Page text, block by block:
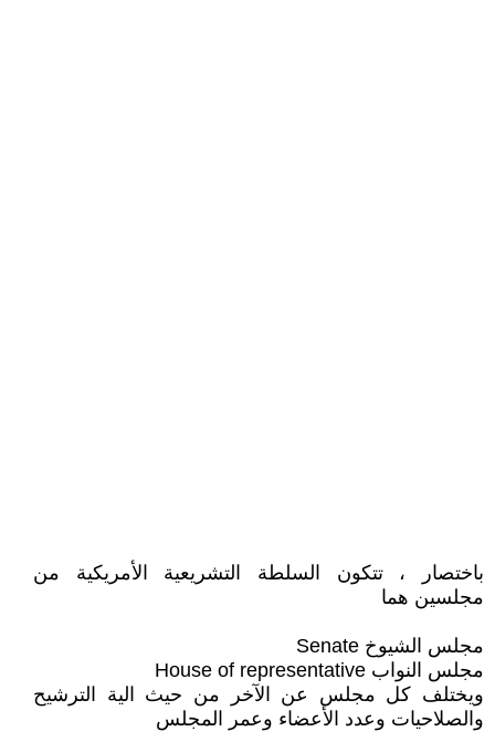
باختصار ، تتكون السلطة التشريعية الأمريكية من
مجلسين هما
مجلس الشيوخ Senate
مجلس النواب House of representative
ويختلف كل مجلس عن الآخر من حيث الية الترشيح
والصلاحيات وعدد الأعضاء وعمر المجلس